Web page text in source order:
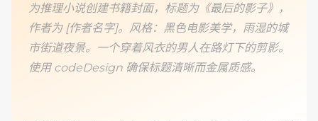
为推理小说创建书籍封面，标题为《最后的影子》，
作者为 [作者名字]。风格：黑色电影美学，雨湿的城
市街道夜景。一个穿着风衣的男人在路灯下的剪影。
使用 codeDesign 确保标题清晰而金属质感。